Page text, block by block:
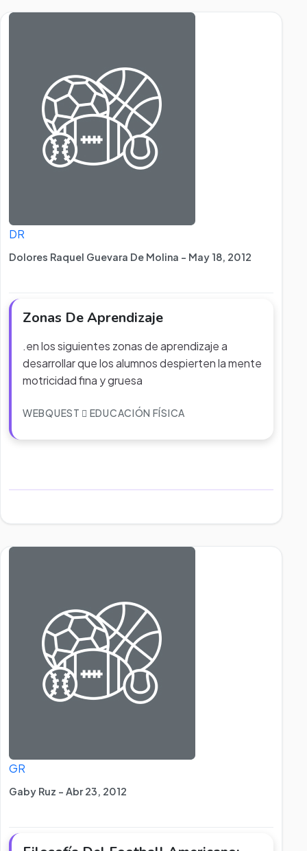
DR
Dolores Raquel Guevara De Molina - May 18, 2012
Zonas De Aprendizaje
.en los siguientes zonas de aprendizaje a
desarrollar que los alumnos despierten la mente
motricidad fina y gruesa
WEBQUEST EDUCACIÓN FÍSICA
GR
Gaby Ruz - Abr 23, 2012